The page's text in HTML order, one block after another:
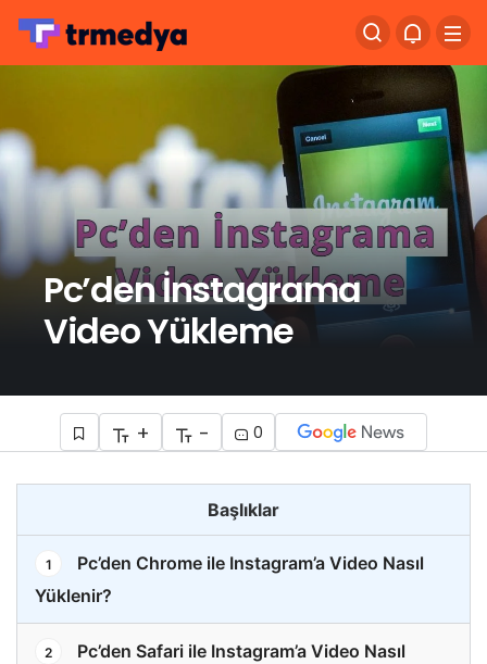
Pc’den İnstagrama
Video Yükleme
+ - 0
Başlıklar
1
Pc’den Chrome ile Instagram’a Video Nasıl
Yüklenir?
2
Pc’den Safari ile Instagram’a Video Nasıl